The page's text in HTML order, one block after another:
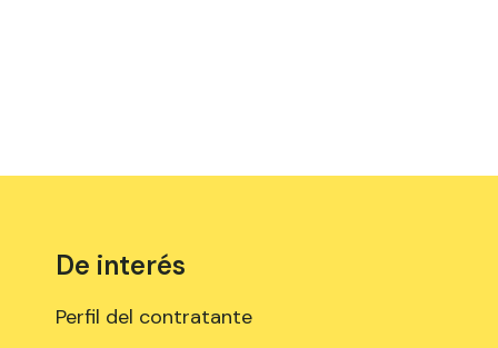
De interés
Perfil del contratante